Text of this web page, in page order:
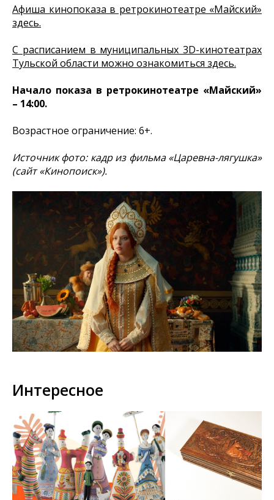
Афиша кинопоказа в ретрокинотеатре «Майский»
здесь.
С расписанием в муниципальных 3D-кинотеатрах
Тульской области можно ознакомиться здесь.
Начало показа в ретрокинотеатре «Майский»
– 14:00.
Возрастное ограничение: 6+.
Источник фото: кадр из фильма «Царевна-лягушка»
(сайт «Кинопоиск»).
Интересное